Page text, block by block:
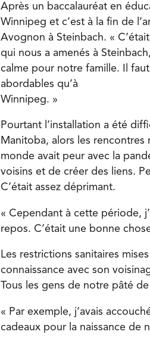
Après un baccalauréat en
Winnipeg et c’est à la fin de
Avognon à Steinbach. «
qui nous a amenés à
calme pour notre famille. Il
abordables qu’à
Winnipeg. »
Pourtant l’installation a été
Manitoba, alors les rencontres
monde avait peur avec la
voisins et de créer des liens.
C’était assez déprimant.
« Cependant à cette période,
repos. C’était une bonne
Les restrictions sanitaires
connaissance avec son
Tous les gens de notre pâté
« Par exemple, j’avais
cadeaux pour la naissance de